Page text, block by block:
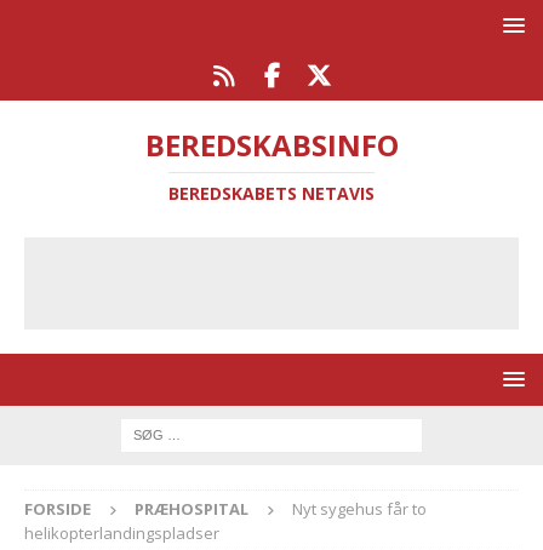
BEREDSKABSINFO
BEREDSKABETS NETAVIS
FORSIDE PRÆHOSPITAL
Nyt sygehus får to
helikopterlandingspladser